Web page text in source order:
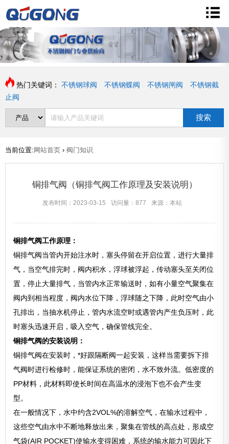
热门关键词： 不锈钢球阀 不锈钢蝶阀 不锈钢闸阀
不锈钢截
止阀
搜索
当前位置: 网站首页 › 阀门知识
铜排气阀（铜排气阀工作原理及安装说明）
发布时间：2023-03-15 访问量：877 来源：本站
铜排气阀工作原理：
铜排气阀当管内开始注水时，塞头停留在开启位置，进行大量排
气，当空气排完时，阀内积水，浮球被浮起，传动塞头至关闭位
置，停止大量排气，当管内水正常输送时，如有小量空气聚集在
阀内到相当程度，阀内水位下降，浮球随之下降，此时空气由小
孔排出，当抽水机停止，管内水流空时或遇管内产生负压时，此
时塞头迅速开启，吸入空气，确保管线完全。
铜排气阀的安装说明：
铜排气阀在安装时，*好跟隔断阀一起安装，这样当需要拆下排
气阀时进行检修时，能保证系统的密闭，水不致外流。低密度的
PP材料，此材料即使长时间在高温水的浸泡下也不会产生变
型。
在一般情况下，水中约含2VOL%的溶解空气，在输水过程中，
这些空气由水中不断地释放出来，聚集在管线的高点处，形成空
气袋(AIR POCKET)使输水变得困难，系统的输水能力可因此下